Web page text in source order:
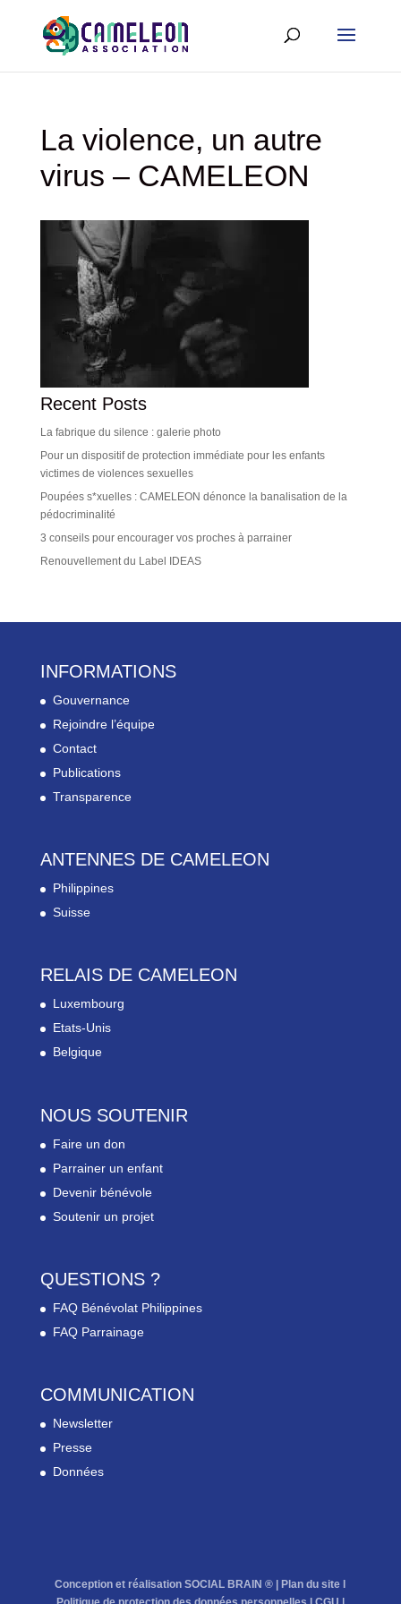
La violence, un autre
virus – CAMELEON
Recent Posts
La fabrique du silence : galerie photo
Pour un dispositif de protection immédiate pour les enfants
victimes de violences sexuelles
Poupées s*xuelles : CAMELEON dénonce la banalisation de la
pédocriminalité
3 conseils pour encourager vos proches à parrainer
Renouvellement du Label IDEAS
INFORMATIONS
Gouvernance
Rejoindre l’équipe
Contact
Publications
Transparence
ANTENNES DE CAMELEON
Philippines
Suisse
RELAIS DE CAMELEON
Luxembourg
Etats-Unis
Belgique
NOUS SOUTENIR
Faire un don
Parrainer un enfant
Devenir bénévole
Soutenir un projet
QUESTIONS ?
FAQ Bénévolat Philippines
FAQ Parrainage
COMMUNICATION
Newsletter
Presse
Données
Conception et réalisation SOCIAL BRAIN ® | Plan du site